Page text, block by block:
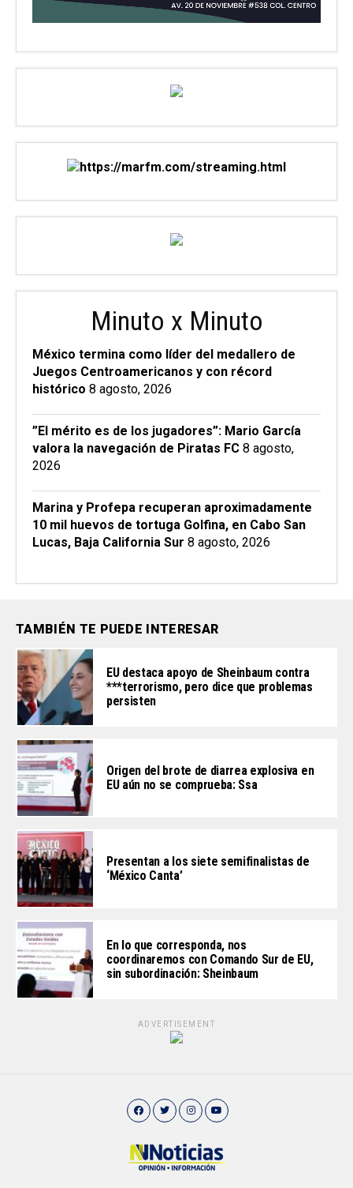
Minuto x Minuto
México termina como líder del medallero de
Juegos Centroamericanos y con récord
histórico 8 agosto, 2026
”El mérito es de los jugadores”: Mario García
valora la navegación de Piratas FC 8 agosto,
2026
Marina y Profepa recuperan aproximadamente
10 mil huevos de tortuga Golfina, en Cabo San
Lucas, Baja California Sur 8 agosto, 2026
TAMBIÉN TE PUEDE INTERESAR
EU destaca apoyo de Sheinbaum contra
***terrorismo, pero dice que problemas
persisten
Origen del brote de diarrea explosiva en
EU aún no se comprueba: Ssa
Presentan a los siete semifinalistas de
‘México Canta’
En lo que corresponda, nos
coordinaremos con Comando Sur de EU,
sin subordinación: Sheinbaum
ADVERTISEMENT